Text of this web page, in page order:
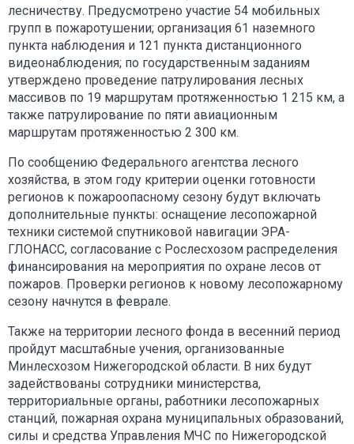
лесничеству. Предусмотрено участие 54 мобильных
групп в пожаротушении; организация 61 наземного
пункта наблюдения и 121 пункта дистанционного
видеонаблюдения; по государственным заданиям
утверждено проведение патрулирования лесных
массивов по 19 маршрутам протяженностью 1 215 км, а
также патрулирование по пяти авиационным
маршрутам протяженностью 2 300 км.
По сообщению Федерального агентства лесного
хозяйства, в этом году критерии оценки готовности
регионов к пожароопасному сезону будут включать
дополнительные пункты: оснащение лесопожарной
техники системой спутниковой навигации ЭРА-
ГЛОНАСС, согласование с Рослесхозом распределения
финансирования на мероприятия по охране лесов от
пожаров. Проверки регионов к новому лесопожарному
сезону начнутся в феврале.
Также на территории лесного фонда в весенний период
пройдут масштабные учения, организованные
Минлесхозом Нижегородской области. В них будут
задействованы сотрудники министерства,
территориальные органы, работники лесопожарных
станций, пожарная охрана муниципальных образований,
силы и средства Управления МЧС по Нижегородской